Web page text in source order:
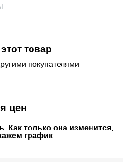
товар
покупателями
цен
Как только она изменится,
график